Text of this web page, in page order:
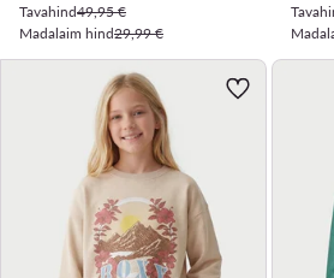
Tavahind49,95 €
Madalaim hind29,99 €